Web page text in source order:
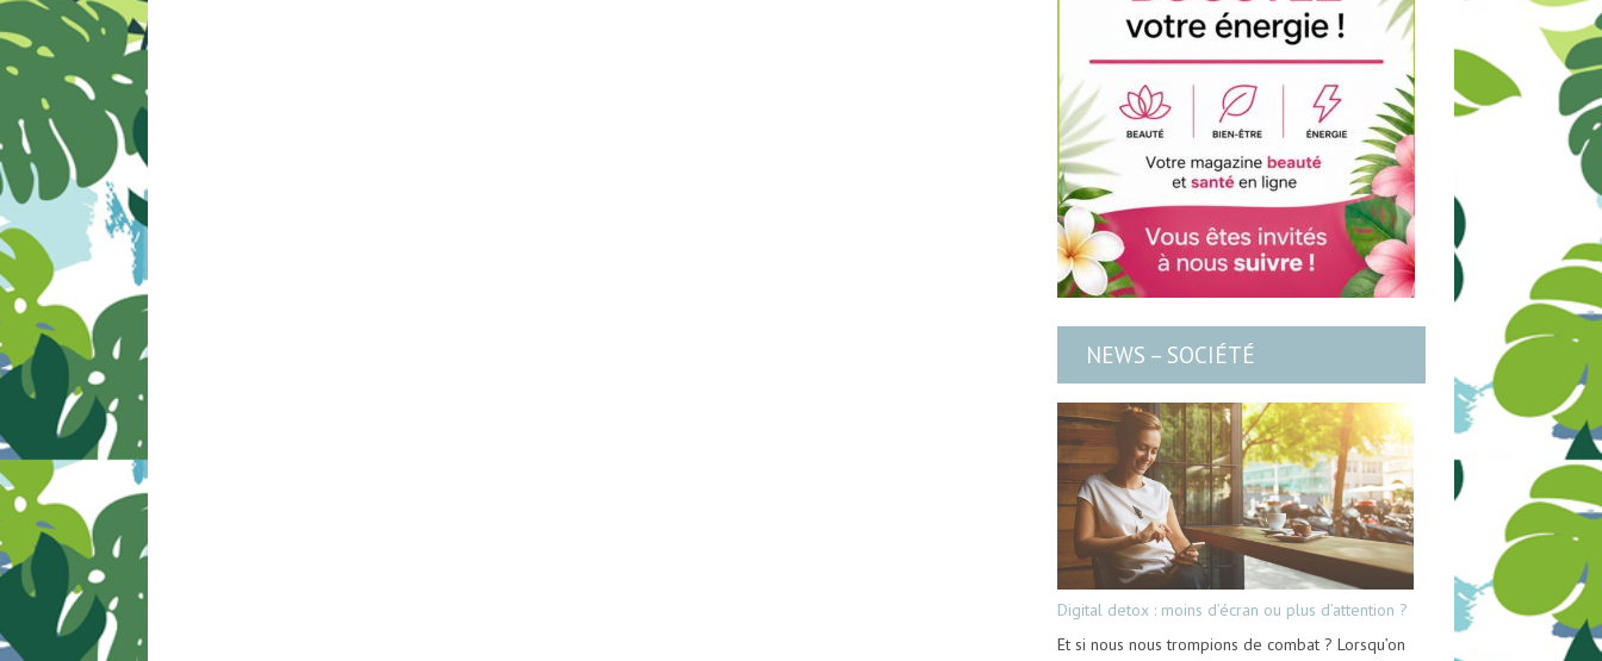
NEWS – SOCIÉTÉ
Digital detox : moins d’écran ou plus d’attention ?
Et si nous nous trompions de combat ? Lorsqu’on